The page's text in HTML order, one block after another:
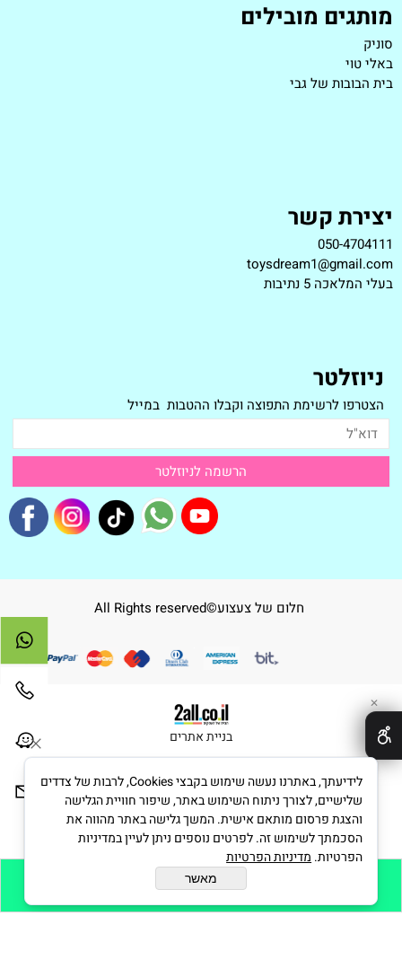
הוסף לסל
מותגים מובילים
סוניק
באלי טוי
בית הבובות של גבי
יצירת קשר
050-4704111
toysdream1@gmail.com
בעלי המלאכה 5 נתיבות
ניוזלטר
הצטרפו לרשימת התפוצה וקבלו ההטבות במייל
חלום של צעצוע©All Rights reserved
בניית אתרים
✕
לידיעתך, באתרנו נעשה שימוש בקבצי Cookies, לרבות של צדדים
שלישיים, לצורך ניתוח השימוש באתר, שיפור חוויית הגלישה
והצגת פרסום מותאם אישית. המשך גלישה באתר מהווה את
הסכמתך לשימוש זה. לפרטים נוספים ניתן לעיין במדיניות
הפרטיות. מדיניות הפרטיות
מאשר